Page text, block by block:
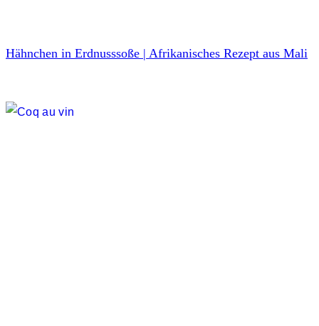
Hähnchen in Erdnusssoße | Afrikanisches Rezept aus Mali